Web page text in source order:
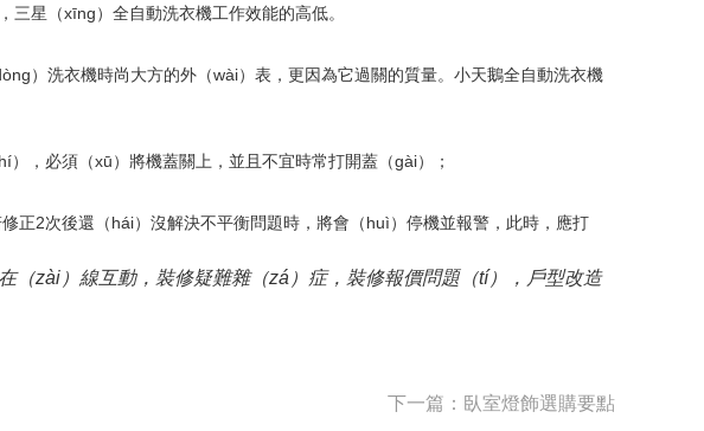
星（xīng）全自動洗衣機工作效能的高低。
）洗衣機時尚大方的外（wài）表，更因為它過關的質量。小天鵝全自動洗衣機
，必須（xū）將機蓋關上，並且不宜時常打開蓋（gài）；
正2次後還（hái）沒解決不平衡問題時，將會（huì）停機並報警，此時，應打
（zài）線互動，裝修疑難雜（zá）症，裝修報價問題（tí），戶型改造
下一篇：臥室燈飾選購要點